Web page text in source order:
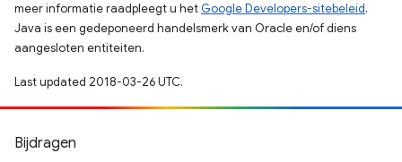
meer informatie raadpleegt u het Google Developers-sitebeleid.
Java is een gedeponeerd handelsmerk van Oracle en/of diens
aangesloten entiteiten.
Last updated 2018-03-26 UTC.
Bijdragen